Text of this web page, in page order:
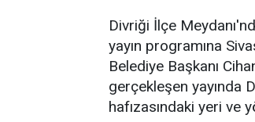
Divriği İlçe
yayın programına
Belediye Başkanı
gerçekleşen yayında
hafızasındaki yeri ve